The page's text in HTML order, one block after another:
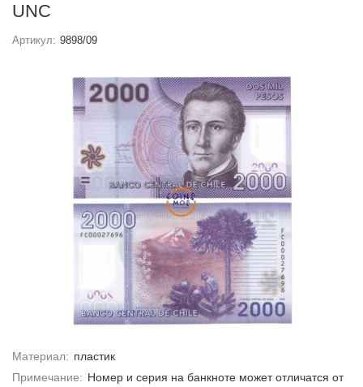
UNC
Артикул: 9898/09
Материал: пластик
Примечание: Номер и серия на банкноте может отличатся от